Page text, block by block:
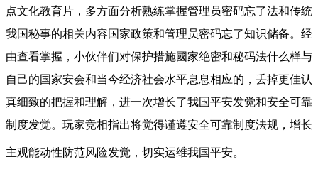
点文化教育片，多方面分析熟练掌握管理员密码忘了法和传统
我国秘事的相关内容国家政策和管理员密码忘了知识储备。经
由查看掌握，小伙伴们对保护措施國家绝密和秘码法什么样与
自己的国家安会和当今经济社会水平息息相应的，丢掉更佳认
真细致的把握和理解，进一次增长了我国平安发觉和安全可靠
制度发觉。玩家竞相指出将觉得谨遵安全可靠制度法规，增长
主观能动性防范风险发觉，切实运维我国平安。